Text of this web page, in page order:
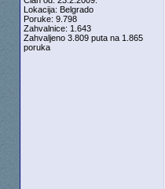
Lokacija: Belgrado
Poruke: 9.798
Zahvalnice: 1.643
Zahvaljeno 3.809 puta na 1.865
poruka